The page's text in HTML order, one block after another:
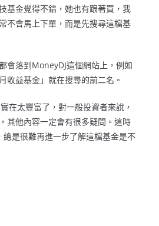
基金覺得不錯，她也有跟著買，我
不會馬上下單，而是先搜尋這檔基
會落到MoneyDJ這個網站上，例如
收益基金」就在搜尋的前二名。
在太豐富了，對一般投資者來說，
其他內容一定會有很多疑問。這時
是很難再進一步了解這檔基金是不